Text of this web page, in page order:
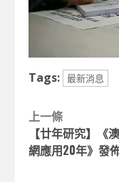
Tags: 最新消息
Continue
Reading
上一條
【廿年研究】《
網應用20年》發